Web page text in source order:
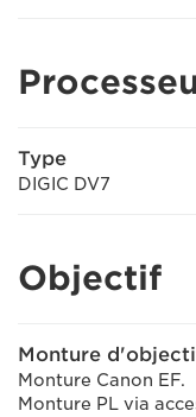
Type
DIGIC DV7
Objectif
Monture
Monture Canon EF.
Monture PL via